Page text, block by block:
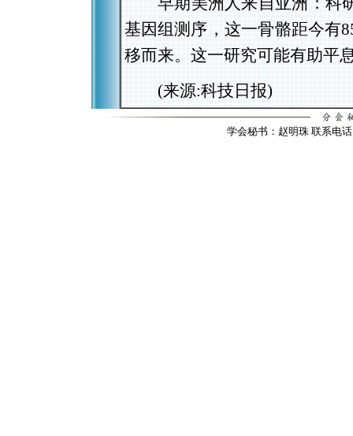
基因组测序，这一骨骼距今有
移而来。这一研究可能有助平
(来源:科技日报)
学会秘书：赵明珠 联系电